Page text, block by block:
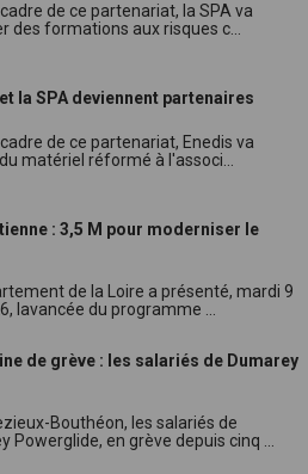
de ce partenariat, la SPA va
des formations aux risques c...
la SPA deviennent partenaires
de ce partenariat, Enedis va
matériel réformé à l'associ...
: 3,5 M pour moderniser le
de la Loire a présenté, mardi 9
lavancée du programme ...
de grève : les salariés de Dumarey
Bouthéon, les salariés de
Powerglide, en grève depuis cinq ...